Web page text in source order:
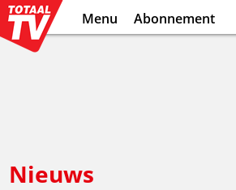
Menu Abonnement
Nieuws